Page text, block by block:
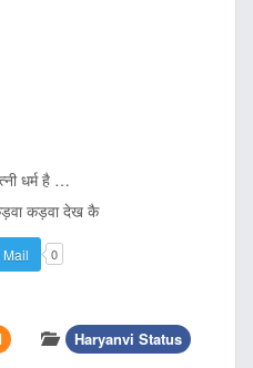
धर्म है …
कड़वा देख कै
0
Haryanvi Status